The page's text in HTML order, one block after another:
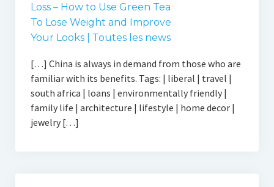
Loss – How to Use Green Tea
To Lose Weight and Improve
Your Looks | Toutes les news
[…] China is always in demand from those who are
familiar with its benefits. Tags: | liberal | travel |
south africa | loans | environmentally friendly |
family life | architecture | lifestyle | home decor |
jewelry […]